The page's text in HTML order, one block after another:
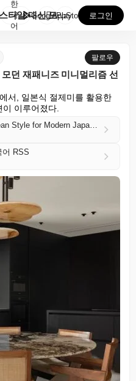
두바이 빌라, 유럽 스타일 대신 모던 재패니즈 미니멀리...
한
국
어
GooglePlay
AppStore 로그인
팔로우
던 재패니즈 미니멀리즘 선
서, 일본식 절제미를 활용한
이루어졌다.
A Dubai Villa Trades European Style for Modern Japanese Minimalism
어 RSS